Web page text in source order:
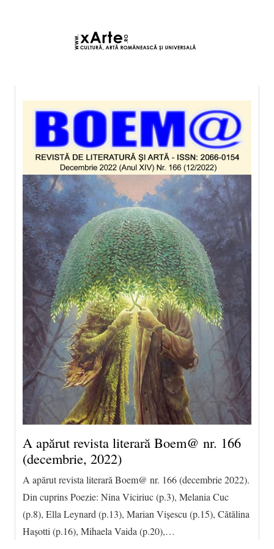
A apărut revista literară Boem@ nr. 166
(decembrie, 2022)
A apărut revista literară Boem@ nr. 166 (decembrie 2022).
Din cuprins Poezie: Nina Viciriuc (p.3), Melania Cuc
(p.8), Ella Leynard (p.13), Marian Vișescu (p.15), Cătălina
Hașotti (p.16), Mihaela Vaida (p.20),…